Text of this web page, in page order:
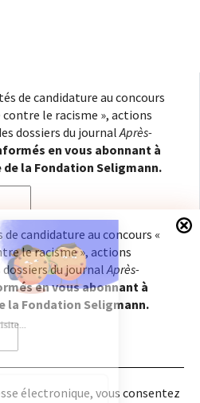
de candidature au concours
le racisme », actions
dossiers du journal Après-
en vous abonnant à
la Fondation Seligmann.
électronique, vous
de la Fondation
à notrepolitique de
possible de vous
candidature au concours «
le racisme », actions
du journalAprès-
en vous abonnant à
Fondation Seligmann.
électronique, vous consentez